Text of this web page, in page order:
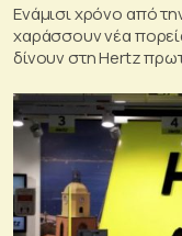
Ενάμισι χρόνο από
χαράσσουν νέα
δίνουν στη Hertz